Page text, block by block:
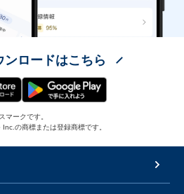
ンロードはこちら
ークです。
の商標または登録商標です。